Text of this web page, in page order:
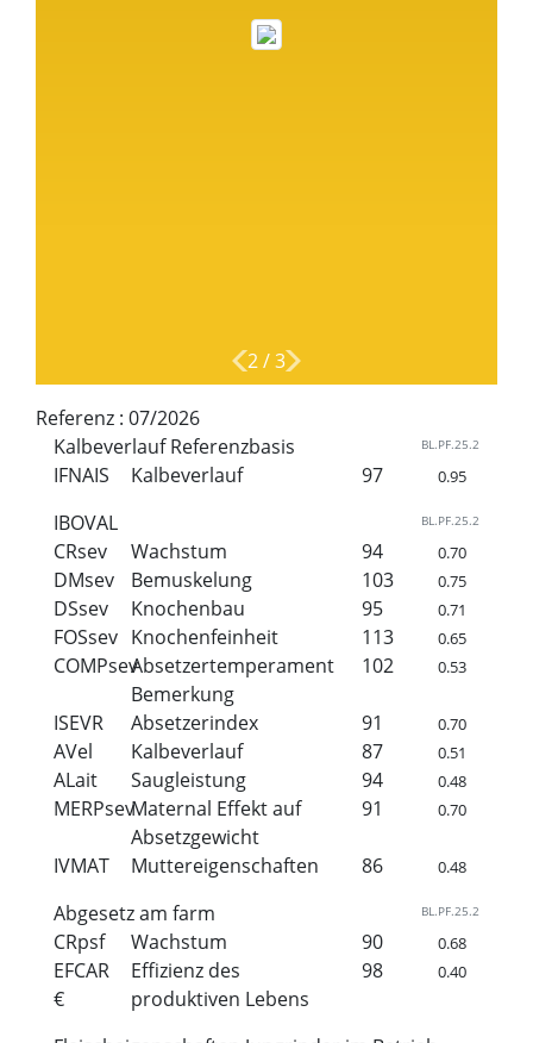
2/3
Referenz : 07/2026
Kalbeverlauf Referenzbasis
BL.PF.25.2
IFNAIS Kalbeverlauf 97 0.95
IBOVAL BL.PF.25.2
CRsev Wachstum 94 0.70
DMsev Bemuskelung 103 0.75
DSsev Knochenbau 95 0.71
FOSsev Knochenfeinheit 113 0.65
COMPsevAbsetzertemperament
Bemerkung
102 0.53
ISEVR Absetzerindex 91 0.70
AVel Kalbeverlauf 87 0.51
ALait Saugleistung 94 0.48
MERPsevMaternal Effekt auf
Absetzgewicht
91 0.70
IVMAT Muttereigenschaften 86 0.48
Abgesetz am farm BL.PF.25.2
CRpsf Wachstum 90 0.68
EFCAR
€
Effizienz des
produktiven Lebens
98 0.40